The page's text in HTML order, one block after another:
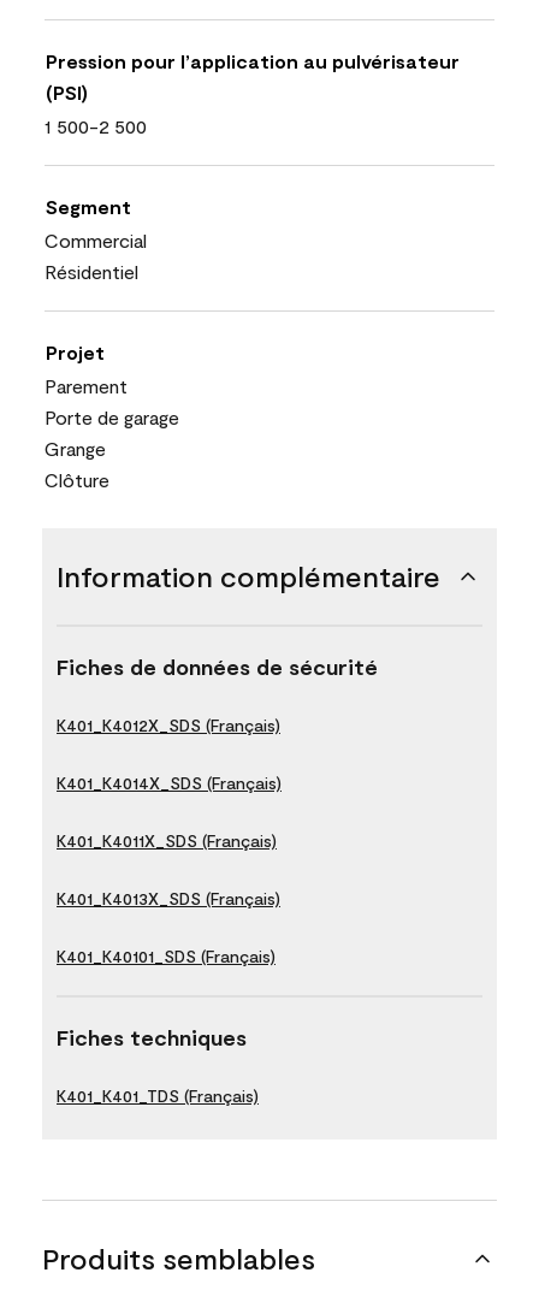
Pression pour l’application au pulvérisateur
(PSI)
1 500-2 500
Segment
Commercial
Résidentiel
Projet
Parement
Porte de garage
Grange
Clôture
Information complémentaire
Fiches de données de sécurité
K401_K4012X_SDS (Français)
K401_K4014X_SDS (Français)
K401_K4011X_SDS (Français)
K401_K4013X_SDS (Français)
K401_K40101_SDS (Français)
Fiches techniques
K401_K401_TDS (Français)
Produits semblables